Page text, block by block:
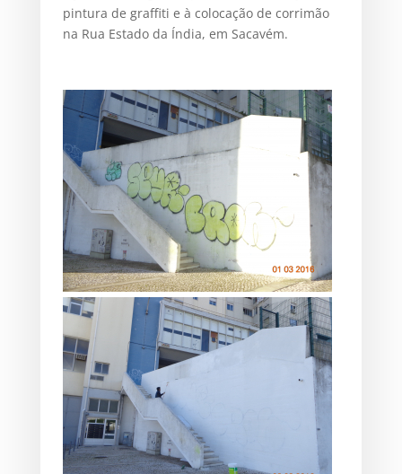
pintura de graffiti e à colocação de corrimão
na Rua Estado da Índia, em Sacavém.